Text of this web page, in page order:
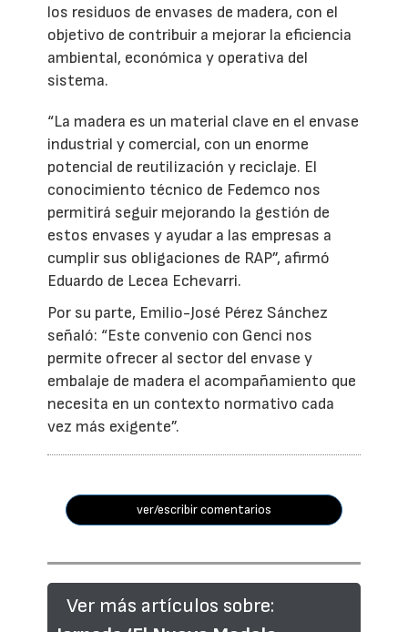
los residuos de envases de madera, con el
objetivo de contribuir a mejorar la eficiencia
ambiental, económica y operativa del
sistema.
“La madera es un material clave en el envase
industrial y comercial, con un enorme
potencial de reutilización y reciclaje. El
conocimiento técnico de Fedemco nos
permitirá seguir mejorando la gestión de
estos envases y ayudar a las empresas a
cumplir sus obligaciones de RAP”, afirmó
Eduardo de Lecea Echevarri.
Por su parte, Emilio-José Pérez Sánchez
señaló: “Este convenio con Genci nos
permite ofrecer al sector del envase y
embalaje de madera el acompañamiento que
necesita en un contexto normativo cada
vez más exigente”.
ver/escribir comentarios
Ver más artículos sobre: